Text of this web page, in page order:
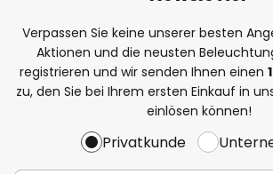
Verpassen Sie keine unserer besten
Aktionen und die neusten
registrieren und wir senden Ihnen einen
zu, den Sie bei Ihrem ersten Einkauf in
einlösen können!
Privatkunde